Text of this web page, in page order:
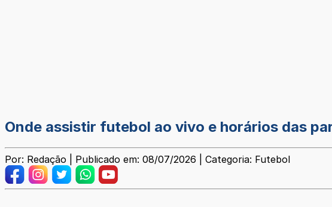
Onde assistir futebol ao vivo e horários das
Por: Redação | Publicado em: 08/07/2026 | Categoria: Futebol